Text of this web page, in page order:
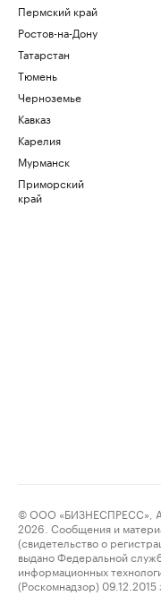
Пермский край
Ростов-на-Дону
Татарстан
Тюмень
Черноземье
Кавказ
Карелия
Мурманск
Приморский
край
© ООО «БИЗНЕСПРЕСС»,
2026. Сообщения и
(свидетельство о
выдано Федеральной
информационных
(Роскомнадзор)